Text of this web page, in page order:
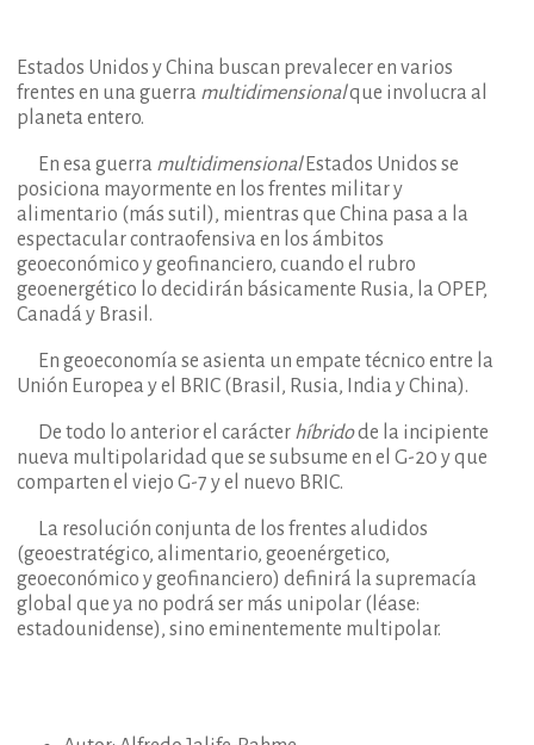
Estados Unidos y China buscan prevalecer en varios
frentes en una guerra multidimensionalque involucra al
planeta entero.
En esa guerra multidimensionalEstados Unidos se
posiciona mayormente en los frentes militar y
alimentario (más sutil), mientras que China pasa a la
espectacular contraofensiva en los ámbitos
geoeconómico y geofinanciero, cuando el rubro
geoenergético lo decidirán básicamente Rusia, la OPEP,
Canadá y Brasil.
En geoeconomía se asienta un empate técnico entre la
Unión Europea y el BRIC (Brasil, Rusia, India y China).
De todo lo anterior el carácter híbridode la incipiente
nueva multipolaridad que se subsume en el G-20 y que
comparten el viejo G-7 y el nuevo BRIC.
La resolución conjunta de los frentes aludidos
(geoestratégico, alimentario, geoenérgetico,
geoeconómico y geofinanciero) definirá la supremacía
global que ya no podrá ser más unipolar (léase:
estadounidense), sino eminentemente multipolar.